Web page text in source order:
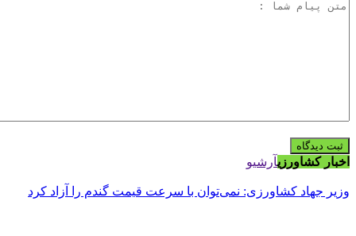
اخبار کشاورزیآرشیو
وزیر جهاد کشاورزی: نمی‌توان با سرعت قیمت گندم را آزاد کرد